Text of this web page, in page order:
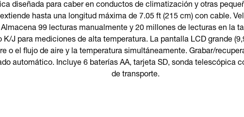
diseñada para caber en conductos de climatización y otras
hasta una longitud máxima de 7.05 ft (215 cm) con cable.
99 lecturas manualmente y 20 millones de lecturas en la
K/J para mediciones de alta temperatura. La pantalla LCD grande
o el flujo de aire y la temperatura simultáneamente. Grabar/
automático. Incluye 6 baterías AA, tarjeta SD, sonda telescópica
de transporte.